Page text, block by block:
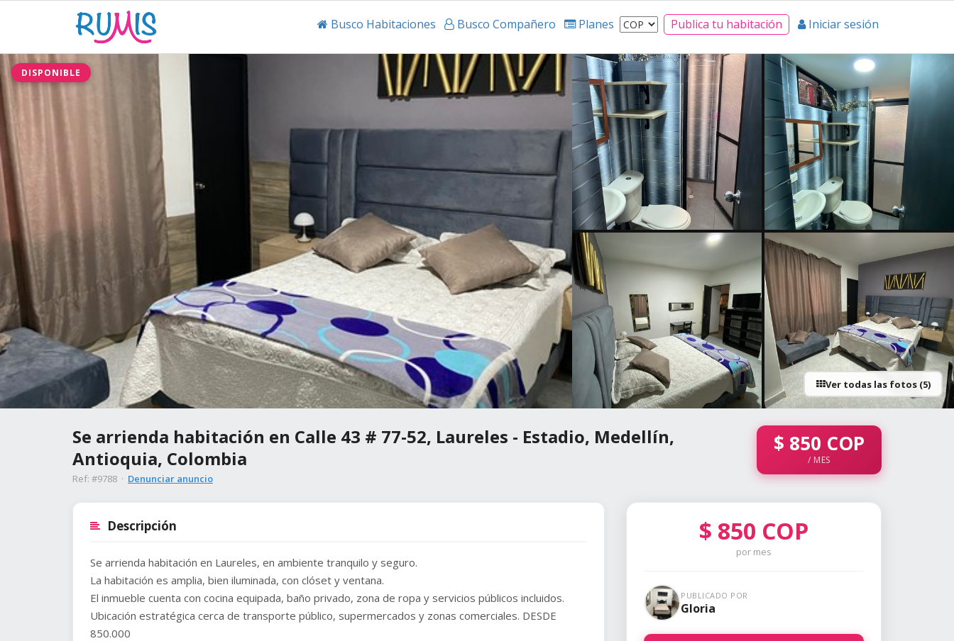
Busco Habitaciones Busco Compañero Planes Publica tu habitación Iniciar sesión
DISPONIBLE
Ver todas las fotos (5)
Se arrienda habitación en Calle 43 # 77-52, Laureles - Estadio, Medellín,
Antioquia, Colombia
Ref: #9788 · Denunciar anuncio
$ 850 COP
/ MES
Descripción
Se arrienda habitación en Laureles, en ambiente tranquilo y seguro.
La habitación es amplia, bien iluminada, con clóset y ventana.
El inmueble cuenta con cocina equipada, baño privado, zona de ropa y servicios públicos incluidos.
Ubicación estratégica cerca de transporte público, supermercados y zonas comerciales. DESDE
850.000
$ 850 COP
por mes
PUBLICADO POR
Gloria